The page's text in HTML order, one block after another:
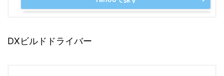
DXビルドドライバー